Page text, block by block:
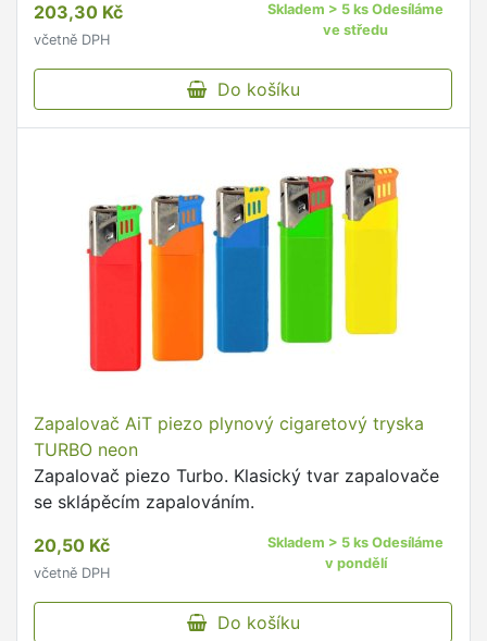
203,30 Kč
včetně DPH
Skladem > 5 ks Odesíláme
ve středu
Do košíku
Zapalovač AiT piezo plynový cigaretový tryska
TURBO neon
Zapalovač piezo Turbo. Klasický tvar zapalovače
se sklápěcím zapalováním.
20,50 Kč
včetně DPH
Skladem > 5 ks Odesíláme
v pondělí
Do košíku